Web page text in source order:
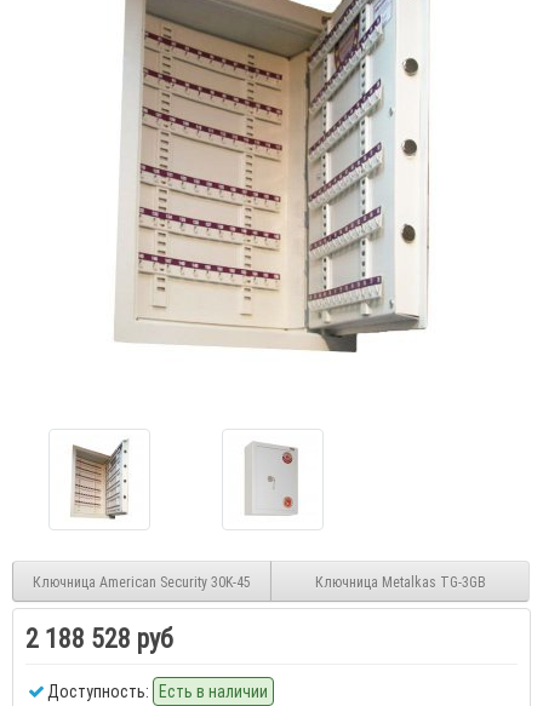
Ключница American Security 30K-45 Ключница Metalkas TG-3GB
2 188 528 руб
Доступность: Есть в наличии